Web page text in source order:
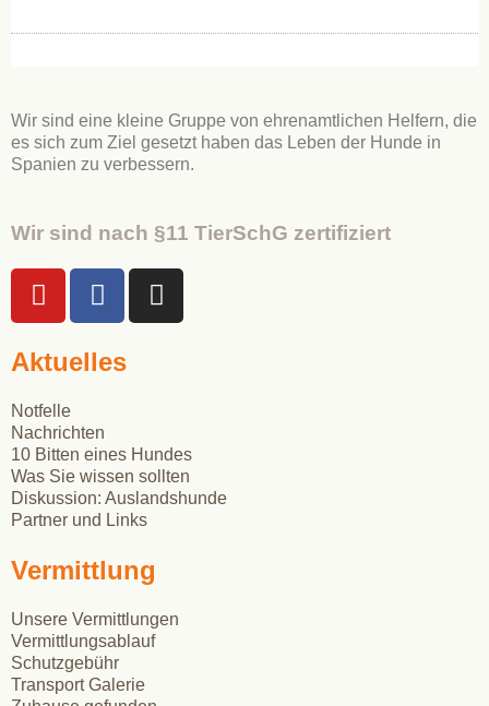
Wir sind eine kleine Gruppe von ehrenamtlichen Helfern, die
es sich zum Ziel gesetzt haben das Leben der Hunde in
Spanien zu verbessern.
Wir sind nach §11 TierSchG zertifiziert
Aktuelles
Notfelle
Nachrichten
10 Bitten eines Hundes
Was Sie wissen sollten
Diskussion: Auslandshunde
Partner und Links
Vermittlung
Unsere Vermittlungen
Vermittlungsablauf
Schutzgebühr
Transport Galerie